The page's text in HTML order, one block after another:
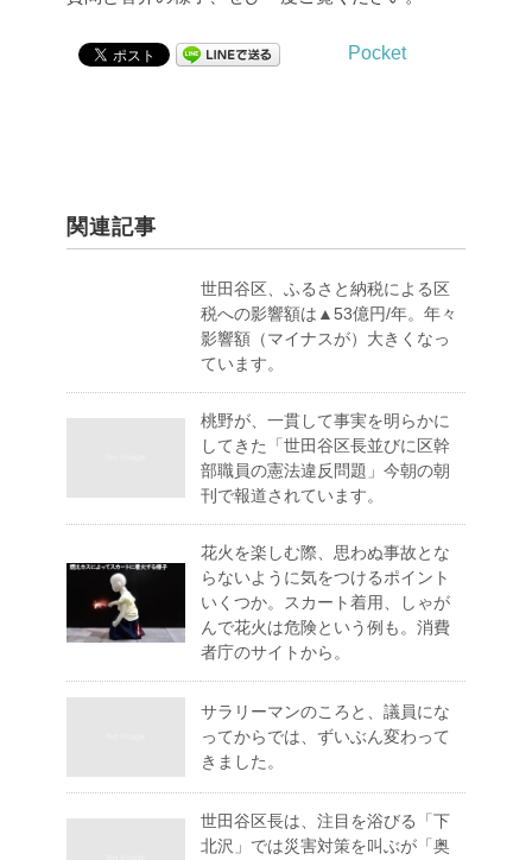
Pocket
関連記事
世田谷区、ふるさと納税による区
税への影響額は▲53億円/年。年々
影響額（マイナスが）大きくなっ
ています。
桃野が、一貫して事実を明らかに
してきた「世田谷区長並びに区幹
部職員の憲法違反問題」今朝の朝
刊で報道されています。
花火を楽しむ際、思わぬ事故とな
らないように気をつけるポイント
いくつか。スカート着用、しゃが
んで花火は危険という例も。消費
者庁のサイトから。
サラリーマンのころと、議員にな
ってからでは、ずいぶん変わって
きました。
世田谷区長は、注目を浴びる「下
北沢」では災害対策を叫ぶが「奥